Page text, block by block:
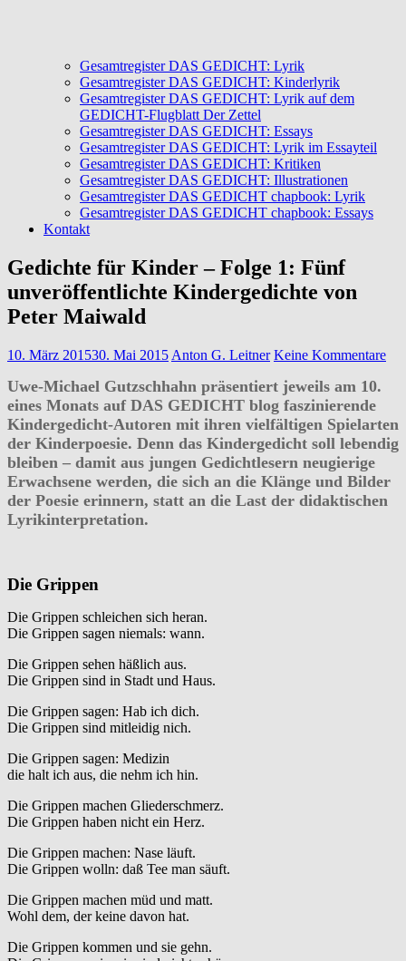
Gesamtregister DAS GEDICHT: Lyrik
Gesamtregister DAS GEDICHT: Kinderlyrik
Gesamtregister DAS GEDICHT: Lyrik auf dem
GEDICHT-Flugblatt Der Zettel
Gesamtregister DAS GEDICHT: Essays
Gesamtregister DAS GEDICHT: Lyrik im Essayteil
Gesamtregister DAS GEDICHT: Kritiken
Gesamtregister DAS GEDICHT: Illustrationen
Gesamtregister DAS GEDICHT chapbook: Lyrik
Gesamtregister DAS GEDICHT chapbook: Essays
Kontakt
Gedichte für Kinder – Folge 1: Fünf
unveröffentlichte Kindergedichte von
Peter Maiwald
10. März 201530. Mai 2015 Anton G. Leitner Keine Kommentare
Uwe-Michael Gutzschhahn präsentiert jeweils am 10.
eines Monats auf DAS GEDICHT blog faszinierende
Kindergedicht-Autoren mit ihren vielfältigen Spielarten
der Kinderpoesie. Denn das Kindergedicht soll lebendig
bleiben – damit aus jungen Gedichtlesern neugierige
Erwachsene werden, die sich an die Klänge und Bilder
der Poesie erinnern, statt an die Last der didaktischen
Lyrikinterpretation.
Die Grippen
Die Grippen schleichen sich heran.
Die Grippen sagen niemals: wann.
Die Grippen sehen häßlich aus.
Die Grippen sind in Stadt und Haus.
Die Grippen sagen: Hab ich dich.
Die Grippen sind mitleidig nich.
Die Grippen sagen: Medizin
die halt ich aus, die nehm ich hin.
Die Grippen machen Gliederschmerz.
Die Grippen haben nicht ein Herz.
Die Grippen machen: Nase läuft.
Die Grippen wolln: daß Tee man säuft.
Die Grippen machen müd und matt.
Wohl dem, der keine davon hat.
Die Grippen kommen und sie gehn.